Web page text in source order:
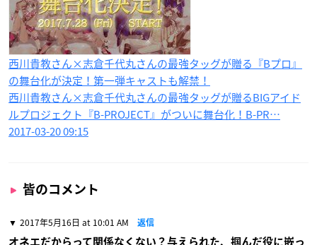
西川貴教さん×志倉千代丸さんの最強タッグが贈る『Bプロ』
の舞台化が決定！第一弾キャストも​解禁！
西川貴教さん×志倉千代丸さんの最強タッグが贈るBIGアイド
ルプロジェクト『B-PROJECT』がついに舞台化！B-PR…
2017-03-20 09:15
皆のコメント
2017年5月16日 at 10:01 AM 返信
オネエだからって関係なくない？与えられた、掴んだ役に嵌っ